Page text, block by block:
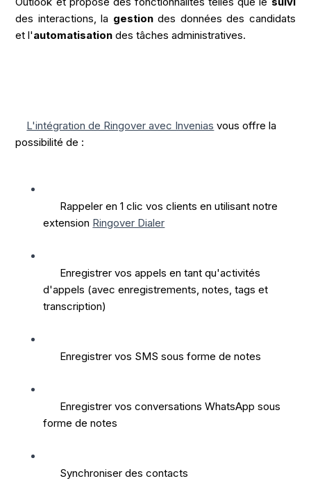
des interactions, la gestion des données des candidats
et l'automatisation des tâches administratives.
L'intégration de Ringover avec Invenias vous offre la
possibilité de :
Rappeler en 1 clic vos clients en utilisant notre
extension Ringover Dialer
Enregistrer vos appels en tant qu'activités
d'appels (avec enregistrements, notes, tags et
transcription)
Enregistrer vos SMS sous forme de notes
Enregistrer vos conversations WhatsApp sous
forme de notes
Synchroniser des contacts